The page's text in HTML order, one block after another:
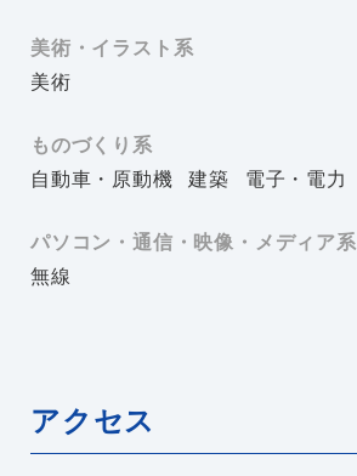
美術・イラスト系
美術
ものづくり系
自動車・原動機 建築 電子・電力
パソコン・通信・映像・メディア系
無線
アクセス